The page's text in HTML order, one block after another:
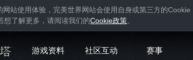
网站使用体验，完美世界网站会使用自身或第三方的Cookie
想了解更多，请阅读我们的Cookie政策。
游戏资料 社区互动 赛事